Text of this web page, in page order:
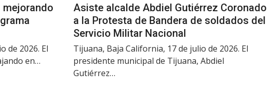
mejorando
de 2026. El
en…
Asiste alcalde Abdiel Gutiérrez Coronado
a la Protesta de Bandera de soldados del
Servicio Militar Nacional
Tijuana, Baja California, 17 de julio de 2026. El
presidente municipal de Tijuana, Abdiel
Gutiérrez…